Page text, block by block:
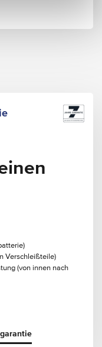
Verschleißteile)
(von innen nach